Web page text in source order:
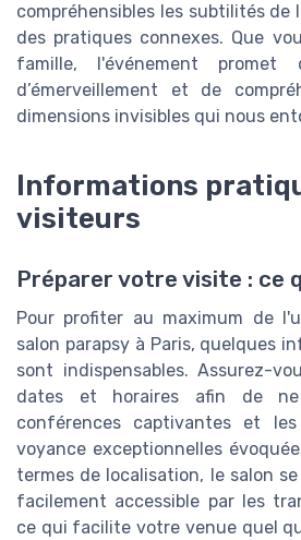
compréhensibles les subtilités de
des pratiques connexes. Que
famille, l'événement promet
d’émerveillement et de
dimensions invisibles qui nous
Informations
visiteurs
Préparer votre visite : ce
Pour profiter au maximum de
salon parapsy à Paris, quelques
sont indispensables. Assurez-
dates et horaires afin de
conférences captivantes et
voyance exceptionnelles
termes de localisation, le salon
facilement accessible par les
ce qui facilite votre venue quel